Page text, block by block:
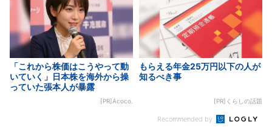
「これから株価はこうやって動
いていく」日本株を海外から操
っていた張本人が暴露
[PR]Acoco.
もらえる年金25万円以下の人が
知るべき事
[PR]くらしの話題
Recommended by